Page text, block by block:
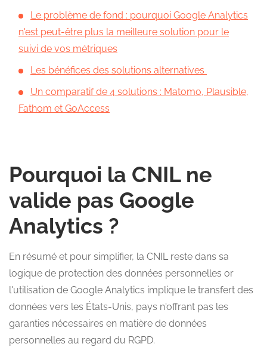
Le problème de fond : pourquoi Google Analytics
n'est peut-être plus la meilleure solution pour le
suivi de vos métriques
Les bénéfices des solutions alternatives
Un comparatif de 4 solutions : Matomo, Plausible,
Fathom et GoAccess
Pourquoi la CNIL ne
valide pas Google
Analytics ?
En résumé et pour simplifier, la CNIL reste dans sa
logique de protection des données personnelles or
l'utilisation de Google Analytics implique le transfert des
données vers les États-Unis, pays n'offrant pas les
garanties nécessaires en matière de données
personnelles au regard du RGPD.